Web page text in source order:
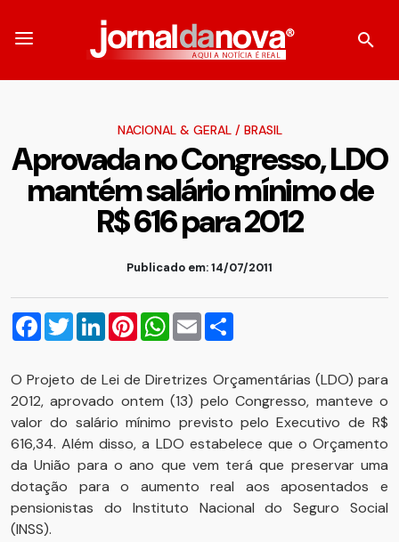
NACIONAL & GERAL/ BRASIL
Aprovada no Congresso, LDO
mantém salário mínimo de
R$ 616 para 2012
Publicado em: 14/07/2011
Facebook
TwitterLinkedInPinterestWhatsApp
Email
O Projeto de Lei de Diretrizes Orçamentárias (LDO) para
2012, aprovado ontem (13) pelo Congresso, manteve o
valor do salário mínimo previsto pelo Executivo de R$
616,34. Além disso, a LDO estabelece que o Orçamento
da União para o ano que vem terá que preservar uma
dotação para o aumento real aos aposentados e
pensionistas do Instituto Nacional do Seguro Social
(INSS).